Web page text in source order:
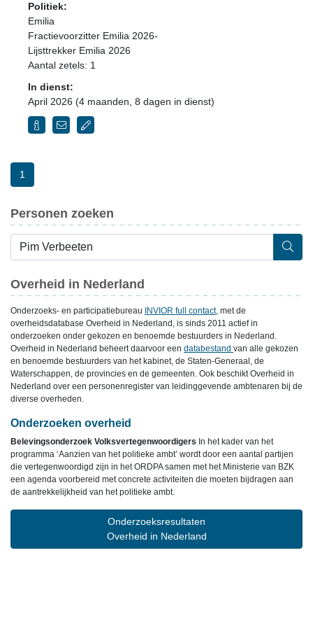
Politiek:
Emilia
Fractievoorzitter Emilia 2026-
Lijsttrekker Emilia 2026
Aantal zetels: 1
In dienst:
April 2026 (4 maanden, 8 dagen in dienst)
1
Personen zoeken
Overheid in Nederland
Onderzoeks- en participatiebureau INVIOR full contact, met de
overheidsdatabase Overheid in Nederland, is sinds 2011 actief in
onderzoeken onder gekozen en benoemde bestuurders in Nederland.
Overheid in Nederland beheert daarvoor een databestand van alle gekozen
en benoemde bestuurders van het kabinet, de Staten-Generaal, de
Waterschappen, de provincies en de gemeenten. Ook beschikt Overheid in
Nederland over een personenregister van leidinggevende ambtenaren bij de
diverse overheden.
Onderzoeken overheid
Belevingsonderzoek Volksvertegenwoordigers In het kader van het
programma ‘Aanzien van het politieke ambt’ wordt door een aantal partijen
die vertegenwoordigd zijn in het ORDPA samen met het Ministerie van BZK
een agenda voorbereid met concrete activiteiten die moeten bijdragen aan
de aantrekkelijkheid van het politieke ambt.
Onderzoeksresultaten
Overheid in Nederland